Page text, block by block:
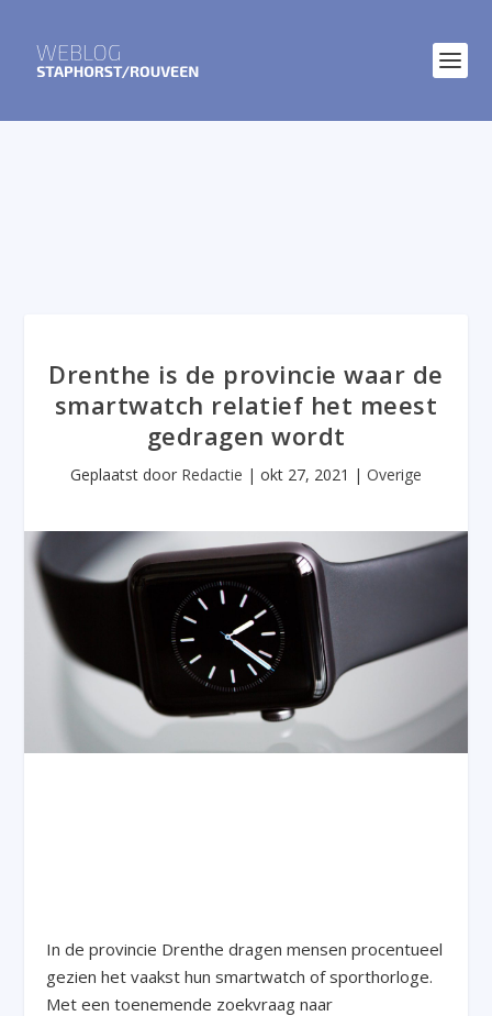
Drenthe is de provincie waar de
smartwatch relatief het meest
gedragen wordt
Geplaatst door Redactie | okt 27, 2021 | Overige
In de provincie Drenthe dragen mensen procentueel
gezien het vaakst hun smartwatch of sporthorloge.
Met een toenemende zoekvraag naar